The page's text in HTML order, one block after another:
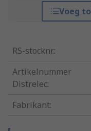
Voeg
RS-stocknr.:
Artikelnummer
Distrelec:
Fabrikant: